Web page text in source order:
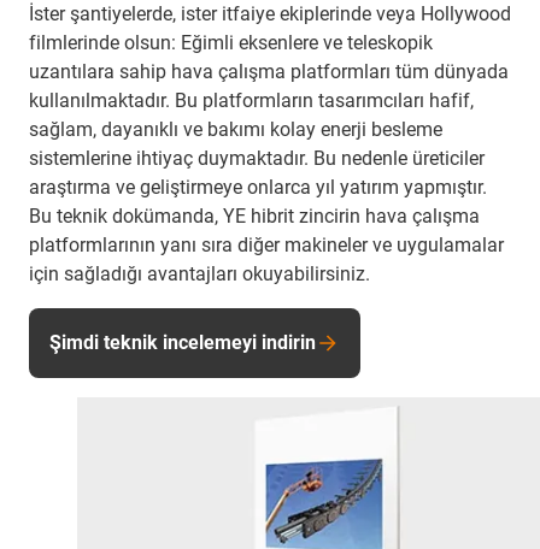
İster şantiyelerde, ister itfaiye ekiplerinde veya Hollywood
filmlerinde olsun: Eğimli eksenlere ve teleskopik
uzantılara sahip hava çalışma platformları tüm dünyada
kullanılmaktadır. Bu platformların tasarımcıları hafif,
sağlam, dayanıklı ve bakımı kolay enerji besleme
sistemlerine ihtiyaç duymaktadır. Bu nedenle üreticiler
araştırma ve geliştirmeye onlarca yıl yatırım yapmıştır.
Bu teknik dokümanda, YE hibrit zincirin hava çalışma
platformlarının yanı sıra diğer makineler ve uygulamalar
için sağladığı avantajları okuyabilirsiniz.
Şimdi teknik incelemeyi indirin